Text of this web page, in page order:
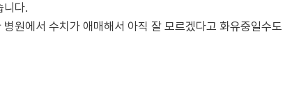
다.
원에서 수치가 애매해서 아직 잘 모르겠다고 화유중일수